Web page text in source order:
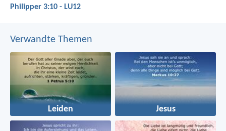
Philipper 3:10 - LU12
Verwandte Themen
Leiden Jesus